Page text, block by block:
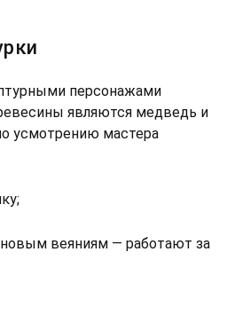
персонажами
являются медведь и
усмотрению мастера
веяниям — работают за